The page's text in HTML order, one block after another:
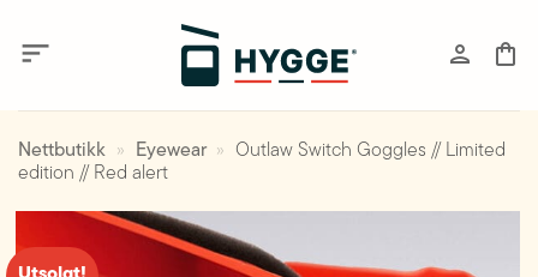
Nettbutikk » Eyewear »
Outlaw Switch Goggles // Limited
edition // Red alert